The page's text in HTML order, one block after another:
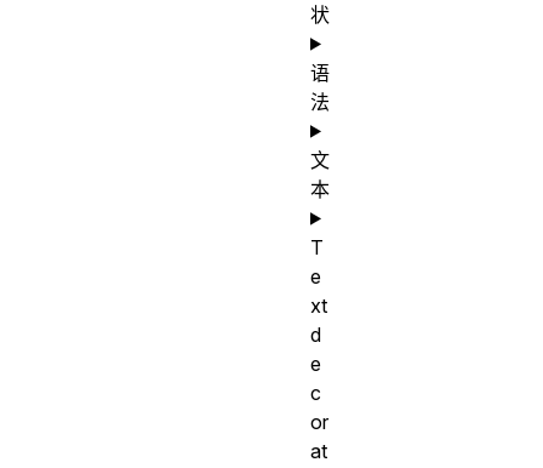
状
语
法
文
本
T
e
xt
d
e
c
or
at